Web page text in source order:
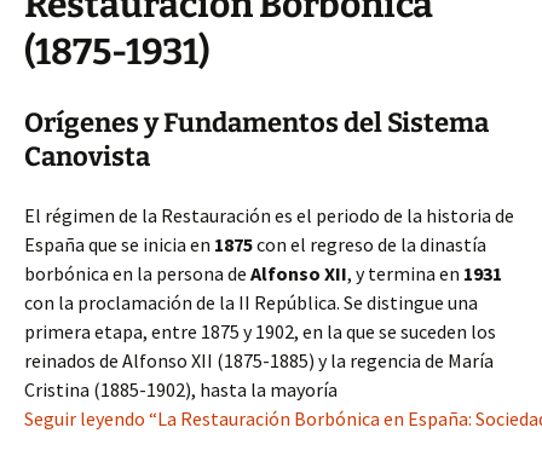
(1875-1931)
Orígenes y Fundamentos del Sistema
Canovista
El régimen de la Restauración es el periodo de la historia de
España que se inicia en 1875con el regreso de la dinastía
borbónica en la persona de Alfonso XII, y termina en 1931
con la proclamación de la II República. Se distingue una
primera etapa, entre 1875 y 1902, en la que se suceden los
reinados de Alfonso XII (1875-1885) y la regencia de María
Cristina (1885-1902), hasta la mayoría
Seguir leyendo “La Restauración Borbónica en España: